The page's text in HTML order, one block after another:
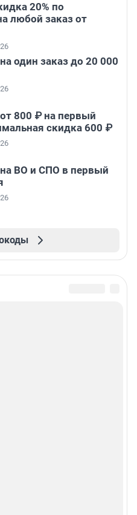
20% по
любой заказ от
один заказ до 20 000
800 ₽ на первый
скидка 600 ₽
ВО и СПО в первый